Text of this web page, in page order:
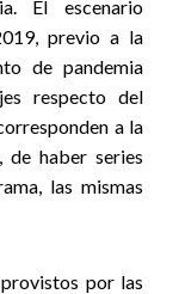
El escenario
previo a la
de pandemia
respecto del
a la
haber series
las mismas
por las